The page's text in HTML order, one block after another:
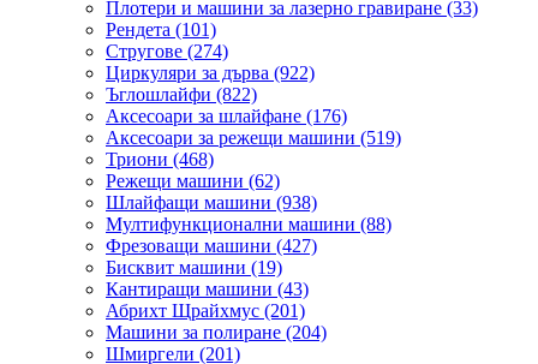
Плотери и машини за лазерно гравиране (33)
Рендета (101)
Стругове (274)
Циркуляри за дърва (922)
Ъглошлайфи (822)
Аксесоари за шлайфане (176)
Аксесоари за режещи машини (519)
Триони (468)
Режещи машини (62)
Шлайфащи машини (938)
Мултифункционални машини (88)
Фрезоващи машини (427)
Бисквит машини (19)
Кантиращи машини (43)
Абрихт Щрайхмус (201)
Машини за полиране (204)
Шмиргели (201)